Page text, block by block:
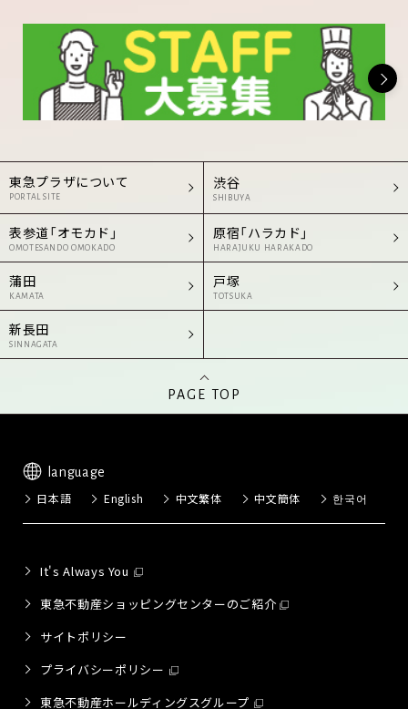
東急プラザについて
PORTAL SITE
渋谷
SHIBUYA
表参道「オモカド」
OMOTESANDO OMOKADO
原宿「ハラカド」
HARAJUKU HARAKADO
蒲田
KAMATA
戸塚
TOTSUKA
新長田
SINNAGATA
PAGE TOP
language
日本語 English 中文繁体 中文簡体 한국어
It's Always You
東急不動産ショッピングセンターのご紹介
サイトポリシー
プライバシーポリシー
東急不動産ホールディングスグループ